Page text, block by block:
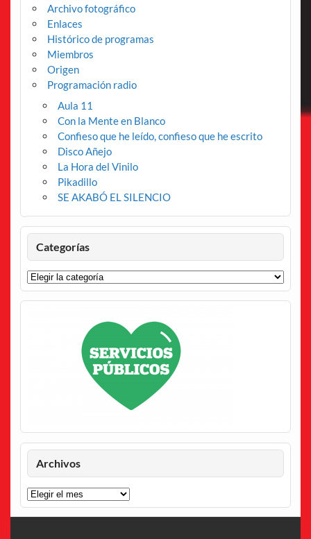
Archivo fotográfico
Enlaces
Histórico de programas
Miembros
Origen
Programación radio
Aula 11
Con la Mente en Blanco
Confieso que he leído, confieso que he escrito
Disco Añejo
La Hora del Vinilo
Pikadillo
SE AKABÓ EL SILENCIO
Categorías
Categorías
Archivos
Archivos